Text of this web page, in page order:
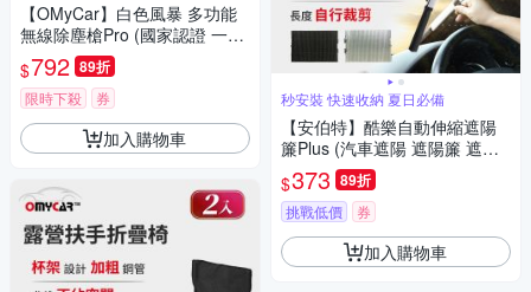
【OMyCar】白色風暴 多功能
無線除塵槍Pro (國家認證 一年
保固) 充氣洗車 暴力渦輪風扇
手持強力風槍 暴力吹風
$792 89折
限時下殺 券
加入購物車
秒安裝 快速收納 夏日必備
【安伯特】酷樂自動伸縮遮陽
簾Plus (汽車遮陽 遮陽簾 遮陽
板)
$373 89折
挑戰低價 券
加入購物車